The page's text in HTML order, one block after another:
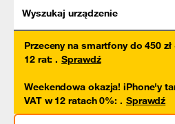
Wyszukaj urządzenie
Przeceny na smartfony do 450
12 rat: . Sprawdź
Weekendowa okazja! iPhone'y
VAT w 12 ratach 0%: . Sprawdź